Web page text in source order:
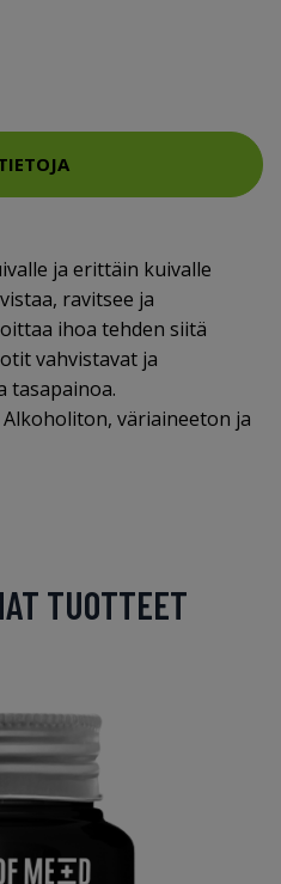
ja erittäin kuivalle
ravitsee ja
ihoa tehden siitä
vahvistavat ja
tasapainoa.
väriaineeton ja
TUOTTEET